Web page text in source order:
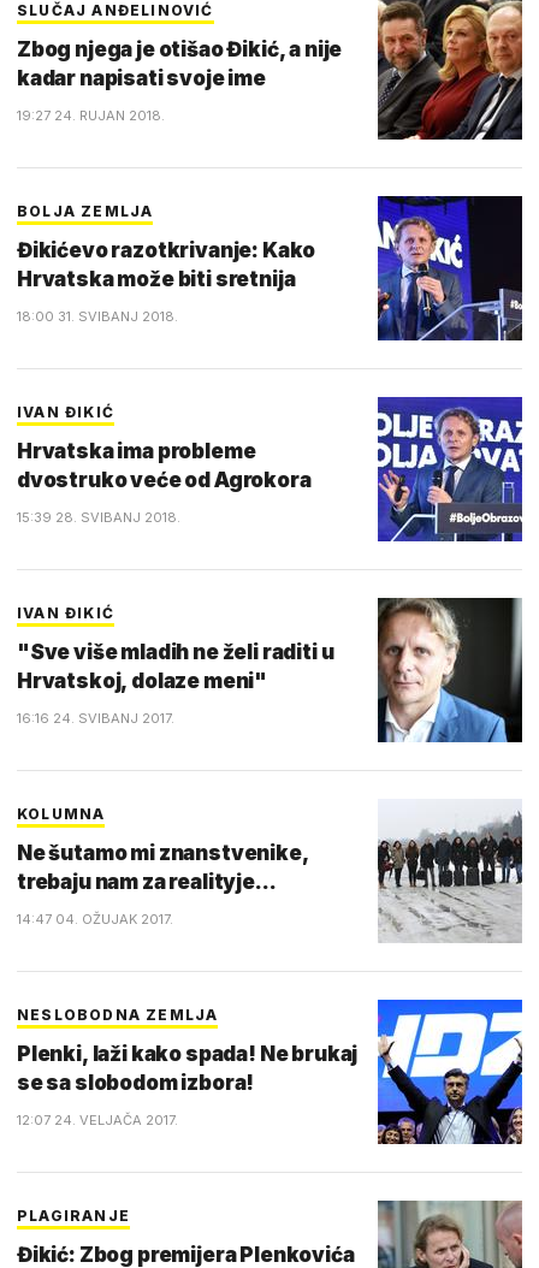
SLUČAJ ANĐELINOVIĆ
Zbog njega je otišao Đikić, a nije
kadar napisati svoje ime
19:27 24. RUJAN 2018.
BOLJA ZEMLJA
Đikićevo razotkrivanje: Kako
Hrvatska može biti sretnija
18:00 31. SVIBANJ 2018.
IVAN ĐIKIĆ
Hrvatska ima probleme
dvostruko veće od Agrokora
15:39 28. SVIBANJ 2018.
IVAN ĐIKIĆ
"Sve više mladih ne želi raditi u
Hrvatskoj, dolaze meni"
16:16 24. SVIBANJ 2017.
KOLUMNA
Ne šutamo mi znanstvenike,
trebaju nam za realityje...
14:47 04. OŽUJAK 2017.
NESLOBODNA ZEMLJA
Plenki, laži kako spada! Ne brukaj
se sa slobodom izbora!
12:07 24. VELJAČA 2017.
PLAGIRANJE
Đikić: Zbog premijera Plenkovića